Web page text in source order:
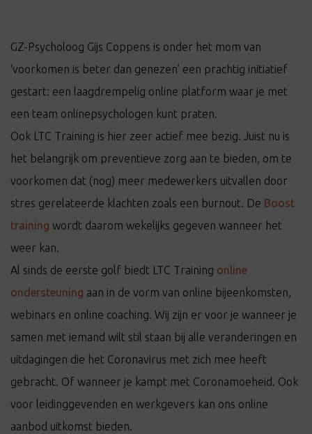
GZ-Psycholoog Gijs Coppens is onder het mom van
‘voorkomen is beter dan genezen’ een prachtig initiatief
gestart: een laagdrempelig online platform waar je met
een team onlinepsychologen kunt praten.
Ook LTC Training is hier zeer actief mee bezig. Juist nu is
het belangrijk om preventieve zorg aan te bieden, om te
voorkomen dat (nog) meer medewerkers uitvallen door
stres gerelateerde klachten zoals een burnout. De Boost
training wordt daarom wekelijks gegeven wanneer het
weer kan.
Al sinds de eerste golf biedt LTC Training online
ondersteuning aan in de vorm van online bijeenkomsten,
webinars en online coaching. Wij zijn er voor je wanneer je
samen met iemand wilt stil staan bij alle veranderingen en
uitdagingen die het Coronavirus met zich mee heeft
gebracht. Of wanneer je kampt met Coronamoeheid. Ook
voor leidinggevenden en werkgevers kan ons online
aanbod uitkomst bieden.